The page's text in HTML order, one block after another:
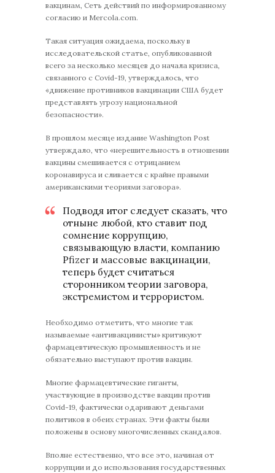
вакцинам, Сеть действий по информированному
согласию и Mercola.com.
Такая ситуация ожидаема, поскольку в
исследовательской статье, опубликованной
всего за несколько месяцев до начала кризиса,
связанного с Covid-19, утверждалось, что
«движение противников вакцинации США будет
представлять угрозу национальной
безопасности».
В прошлом месяце издание Washington Post
утверждало, что «нерешительность в отношении
вакцины смешивается с отрицанием
коронавируса и сливается с крайне правыми
американскими теориями заговора».
Подводя итог следует сказать, что
отныне любой, кто ставит под
сомнение коррупцию,
связывающую власти, компанию
Pfizer и массовые вакцинации,
теперь будет считаться
сторонником теории заговора,
экстремистом и террористом.
Необходимо отметить, что многие так
называемые «антивакцинисты» критикуют
фармацевтическую промышленность и не
обязательно выступают против вакцин.
Многие фармацевтические гиганты,
участвующие в производстве вакцин против
Covid-19, фактически одаривают деньгами
политиков в обеих странах. Эти факты были
положены в основу многочисленных скандалов.
Вполне естественно, что все это, начиная от
коррупции и до использования государственных